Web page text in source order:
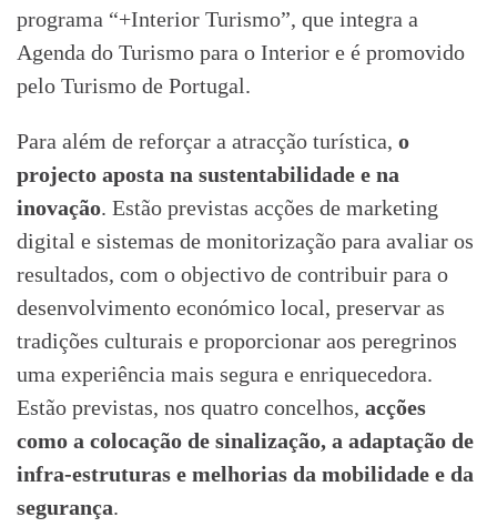
programa “+Interior Turismo”, que integra a
Agenda do Turismo para o Interior e é promovido
pelo Turismo de Portugal.
Para além de reforçar a atracção turística, o
projecto aposta na sustentabilidade e na
inovação. Estão previstas acções de marketing
digital e sistemas de monitorização para avaliar os
resultados, com o objectivo de contribuir para o
desenvolvimento económico local, preservar as
tradições culturais e proporcionar aos peregrinos
uma experiência mais segura e enriquecedora.
Estão previstas, nos quatro concelhos, acções
como a colocação de sinalização, a adaptação de
infra-estruturas e melhorias da mobilidade e da
segurança.